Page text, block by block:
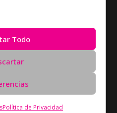
Todo
Política de Privacidad
de Privacidad
de cookies
en Red © 2026 Todos los
Desarrollado porOreón